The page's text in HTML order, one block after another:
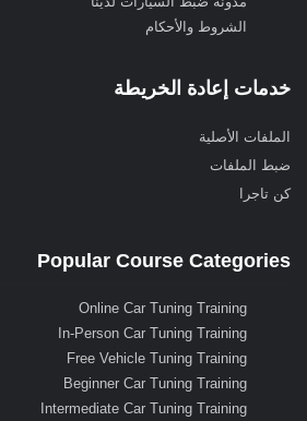
الشروط والأحكام
خدمات إعادة الخريطة
الملفات الأصلية
ضبط الملفات
كن تاجرا
Popular Course Categories
Online Car Tuning Training
In-Person Car Tuning Training
Free Vehicle Tuning Training
Beginner Car Tuning Training
Intermediate Car Tuning Training